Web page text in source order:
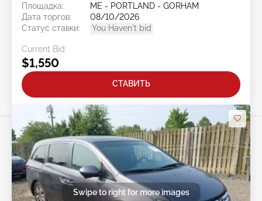
Площадка:
ME - PORTLAND - GORHAM
Дата торгов:
08/10/2026
Статус ставки:
You Haven't bid
Current Bid:
$1,550
СТАВИТЬ
Swipe to right for more images